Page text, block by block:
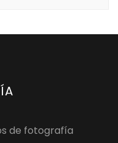
de fotografía